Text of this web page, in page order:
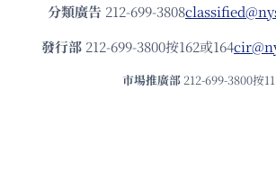
分類廣告 212-699-3808
發⾏部 212-699-3800按162或164
市場推廣部 212-699-3800按